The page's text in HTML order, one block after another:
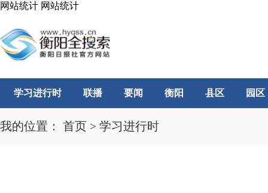
网站统计 网站统计
学习进行时 联播 要闻 衡阳 县区 园区
我的位置： 首页 > 学习进行时